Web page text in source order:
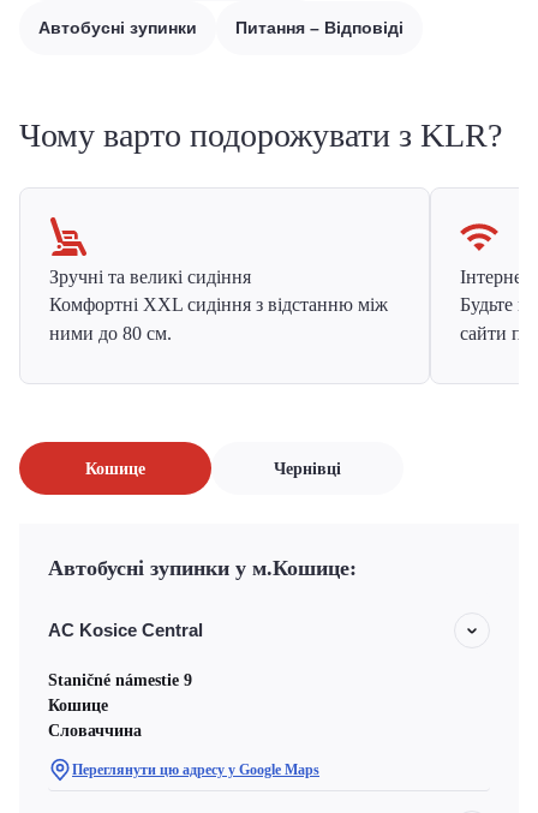
Автобусні зупинки Питання – Відповіді
Чому варто подорожувати з KLR?
Зручні та великі сидіння
Комфортні XXL сидіння з відстанню між
ними до 80 см.
Інтернет
Будьте
сайти
Кошице Чернівці
Автобусні зупинки у м.Кошице:
АС Kosice Central
Staničné námestie 9
Кошице
Словаччина
Переглянути цю адресу у Google Maps